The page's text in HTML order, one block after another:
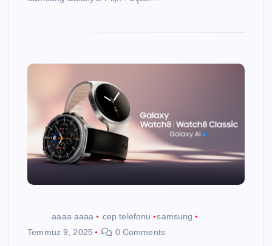
aaaa aaaa cep telefonu
samsung
Temmuz 9, 2025
0 Comments